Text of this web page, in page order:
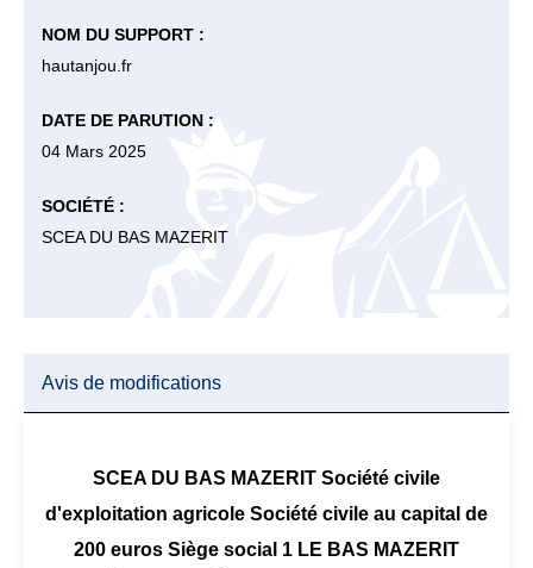
NOM DU SUPPORT :
hautanjou.fr
DATE DE PARUTION :
04 Mars 2025
SOCIÉTÉ :
SCEA DU BAS MAZERIT
Avis de modifications
SCEA DU BAS MAZERIT Société civile
d'exploitation agricole Société civile au capital de
200 euros Siège social 1 LE BAS MAZERIT